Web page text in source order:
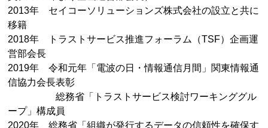
2013年 セイコーソリューションズ株式会社の設立と共に
移籍
2018年 トラストサービス推進フォーラム（TSF）企画運
営部会長
2019年 令和元年「電波の日・情報通信月間」関東情報通
信協力会長表彰
総務省「トラストサービス検討ワーキンググル
ープ」構成員
2020年 総務省「組織が発行するデータの信頼性を確保す